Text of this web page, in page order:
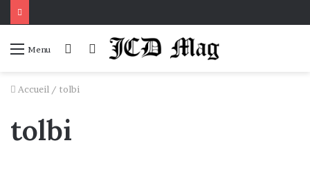
Menu Connexion
Voir
Accueil / tolbi
tolbi